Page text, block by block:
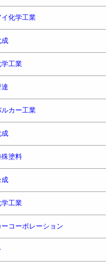
イ化学工業
成
工業
達
ルカー工業
成
殊塗料
成
学工業
コーポレーション